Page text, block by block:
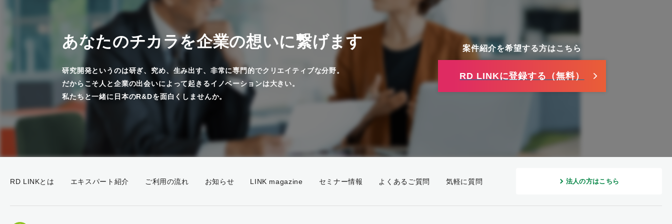
あなたのチカラを企業の想いに繋げます
研究開発というのは研ぎ、究め、生み出す、非常に専門的でクリエイティブな分野。
だからこそ人と企業の出会いによって起きるイノベーションは大きい。
私たちと一緒に日本のR&Dを面白くしませんか。
案件紹介を希望する方はこちら
RD LINKに登録する（無料）
RD LINKとは エキスパート紹介 ご利用の流れ お知らせ LINK magazine セミナー情報 よくあるご質問 気軽に質問 法人の方はこちら